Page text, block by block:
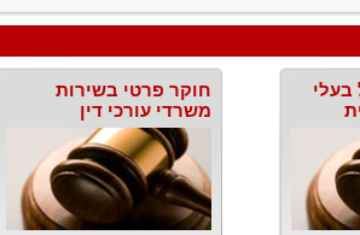
בעלי
חוקר פרטי בשירות
משרדי עורכי דין